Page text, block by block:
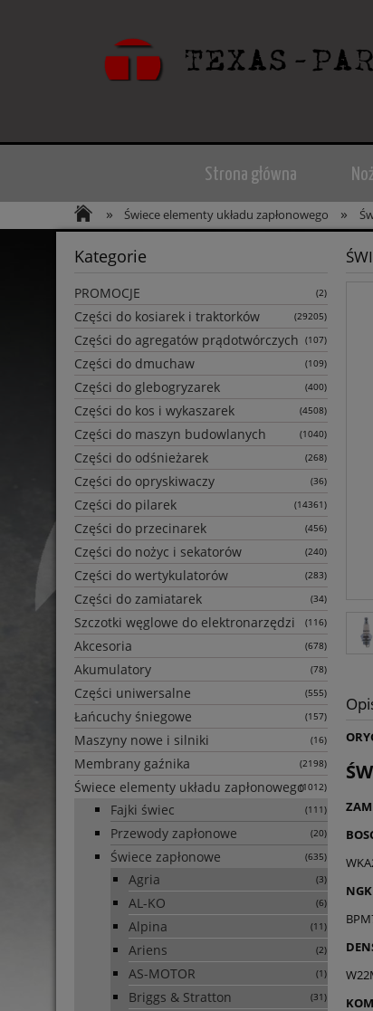
Strona główna
» Świece elementy układu zapłonowego »
Kategorie
PROMOCJE (2)
Części do kosiarek i traktorków (29205)
Części do agregatów prądotwórczych (107)
Części do dmuchaw (109)
Części do glebogryzarek (400)
Części do kos i wykaszarek (4508)
Części do maszyn budowlanych (1040)
Części do odśnieżarek (268)
Części do opryskiwaczy (36)
Części do pilarek (14361)
Części do przecinarek (456)
Części do nożyc i sekatorów (240)
Części do wertykulatorów (283)
Części do zamiatarek (34)
Szczotki węglowe do elektronarzędzi (116)
Akcesoria (678)
Akumulatory (78)
Części uniwersalne (555)
Łańcuchy śniegowe (157)
Maszyny nowe i silniki (16)
Membrany gaźnika (2198)
Świece elementy układu zapłonowego(1012)
Fajki świec (111)
Przewody zapłonowe (20)
Świece zapłonowe (635)
Agria (3)
AL-KO (6)
Alpina (11)
Ariens (2)
AS-MOTOR (1)
Briggs & Stratton (31)
NGK